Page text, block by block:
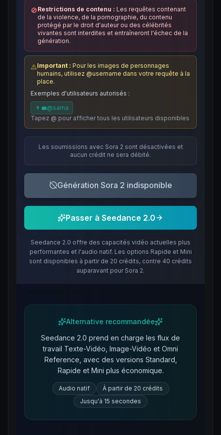
🚫Restrictions de contenu : Les requêtes contenant
de la violence, de la pornographie, du contenu
protégé par le droit d'auteur ou des célébrités
vivantes sont interdites et entraîneront l'échec de la
génération.
⚠️Important : Pour les images de personnages
humains, utilisez @username dans votre requête à la
place.
Exemples d'utilisateurs autorisés :
👨‍💼@sama
Tapez @ pour afficher tous les utilisateurs disponibles
Les soumissions avec Sora 2 sont désactivées et
aucun crédit ne sera débité.
Génération Sora 2 indisponible
Passer à Seedance 2.0
Seedance 2.0 offre des capacités vidéo actuelles plus
performantes et l'audio natif. Les options Rapide et Mini
sont disponibles à partir de 20 crédits, contre 40 crédits
auparavant pour Sora 2.
Les nouvelles générations
avec Sora 2 sont terminées
Cet espace sert désormais de page de
transition. Continuez votre prompt avec
Seedance 2.0 pour un audio natif, des
Alternative recommandée
Seedance 2.0 prend en charge les flux de
travail Texte-Vidéo, Image-Vidéo et Omni
Reference, avec des versions Standard,
Rapide et Mini plus économique.
Audio natif
À partir de 20 crédits
Jusqu'à 15 secondes